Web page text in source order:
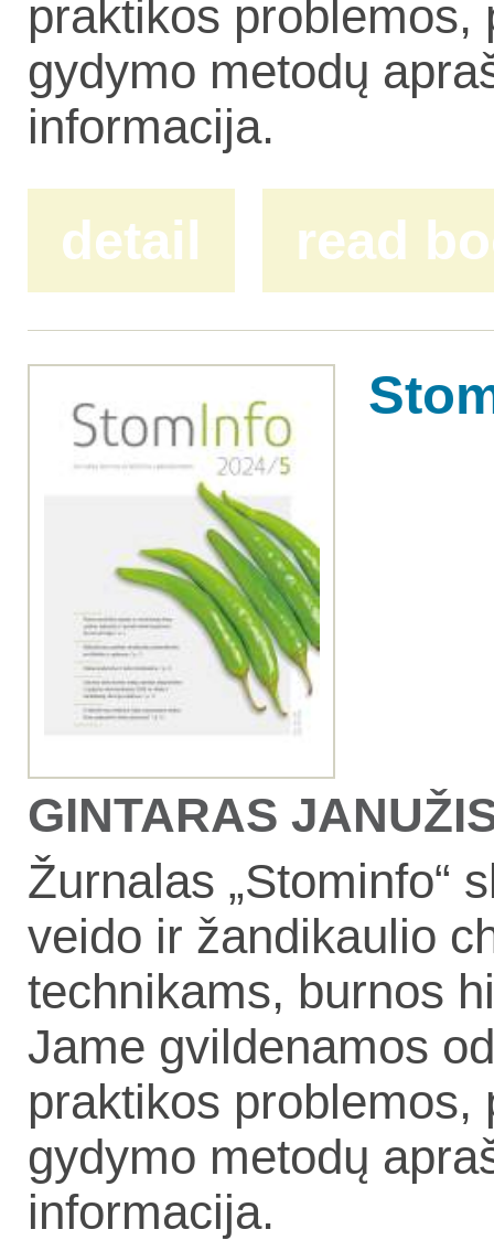
praktikos problemos,
gydymo metodų
informacija.
detail read
GINTARAS
Žurnalas „Stominfo“
veido ir žandikaulio
technikams, burnos
Jame gvildenamos
praktikos problemos,
gydymo metodų
informacija.